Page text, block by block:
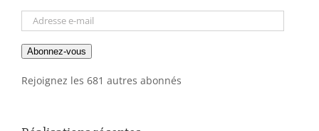
Adresse
mail
Abonnez-vous
Rejoignez les 681 autres abonnés